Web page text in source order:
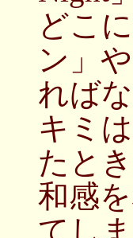
どこ
ン」
れば
キミ
たと
和感
てし